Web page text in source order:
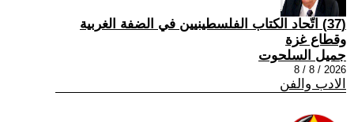
(37) اتّحاد الكتاب الفلسطينيين في الضفة الغربية
وقطاع غزة
جميل السلحوت
2026 / 8 / 8
الادب والفن